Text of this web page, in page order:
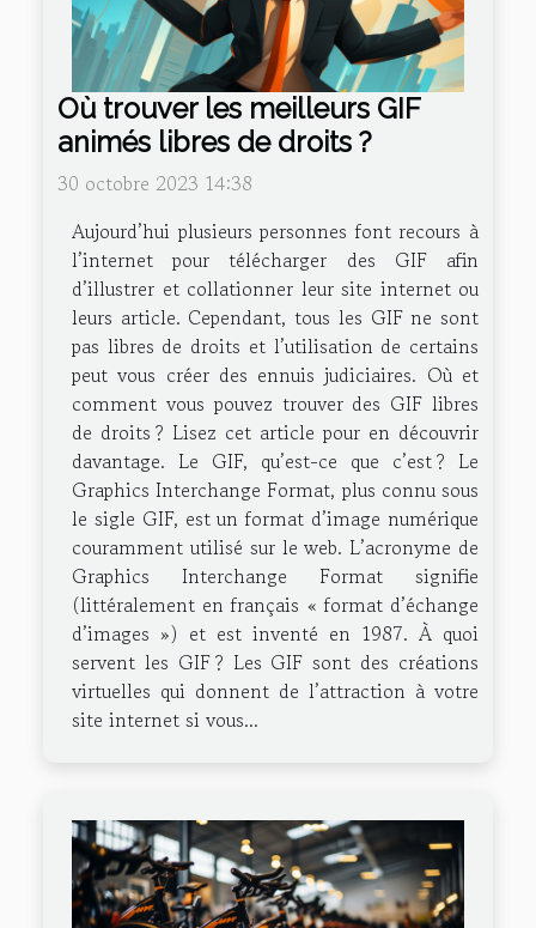
Où trouver les meilleurs GIF
animés libres de droits ?
30 octobre 2023 14:38
Aujourd’hui plusieurs personnes font recours à
l’internet pour télécharger des GIF afin
d’illustrer et collationner leur site internet ou
leurs article. Cependant, tous les GIF ne sont
pas libres de droits et l’utilisation de certains
peut vous créer des ennuis judiciaires. Où et
comment vous pouvez trouver des GIF libres
de droits ? Lisez cet article pour en découvrir
davantage. Le GIF, qu’est-ce que c’est ? Le
Graphics Interchange Format, plus connu sous
le sigle GIF, est un format d’image numérique
couramment utilisé sur le web. L’acronyme de
Graphics Interchange Format signifie
(littéralement en français « format d’échange
d’images ») et est inventé en 1987. À quoi
servent les GIF ? Les GIF sont des créations
virtuelles qui donnent de l’attraction à votre
site internet si vous...